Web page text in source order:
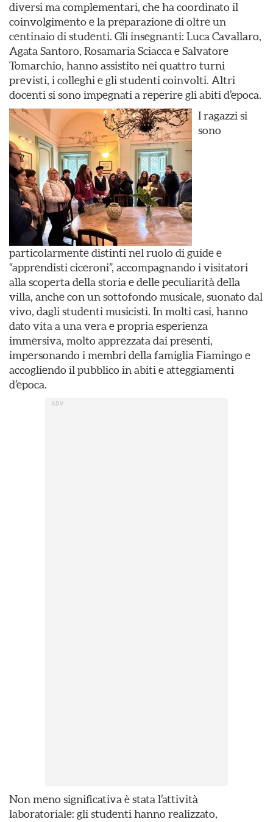
diversi ma complementari, che ha coordinato il
coinvolgimento e la preparazione di oltre un
centinaio di studenti. Gli insegnanti: Luca Cavallaro,
Agata Santoro, Rosamaria Sciacca e Salvatore
Tomarchio, hanno assistito nei quattro turni
previsti, i colleghi e gli studenti coinvolti. Altri
docenti si sono impegnati a reperire gli abiti d’epoca.
I ragazzi si
sono
particolarmente distinti nel ruolo di guide e
“apprendisti ciceroni”, accompagnando i visitatori
alla scoperta della storia e delle peculiarità della
villa, anche con un sottofondo musicale, suonato dal
vivo, dagli studenti musicisti. In molti casi, hanno
dato vita a una vera e propria esperienza
immersiva, molto apprezzata dai presenti,
impersonando i membri della famiglia Fiamingo e
accogliendo il pubblico in abiti e atteggiamenti
d’epoca.
Non meno significativa è stata l’attività
laboratoriale: gli studenti hanno realizzato,